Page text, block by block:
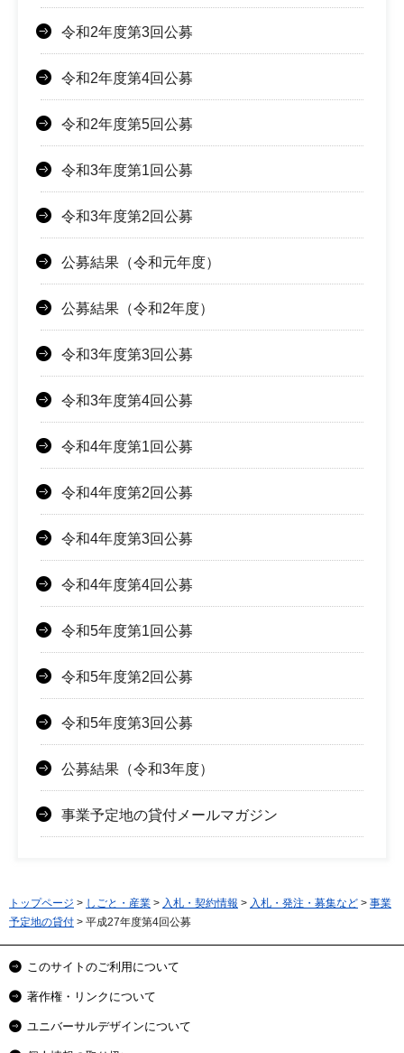
令和2年度第3回公募
令和2年度第4回公募
令和2年度第5回公募
令和3年度第1回公募
令和3年度第2回公募
公募結果（令和元年度）
公募結果（令和2年度）
令和3年度第3回公募
令和3年度第4回公募
令和4年度第1回公募
令和4年度第2回公募
令和4年度第3回公募
令和4年度第4回公募
令和5年度第1回公募
令和5年度第2回公募
令和5年度第3回公募
公募結果（令和3年度）
事業予定地の貸付メールマガジン
トップページ > しごと・産業 > 入札・契約情報 > 入札・発注・募集など > 事業
予定地の貸付 > 平成27年度第4回公募
このサイトのご利用について
著作権・リンクについて
ユニバーサルデザインについて